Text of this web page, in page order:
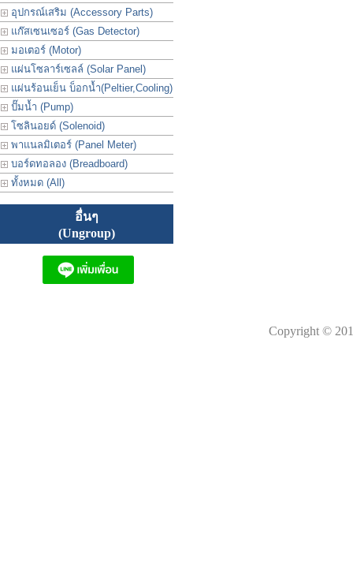
อุปกรณ์เสริม (Accessory Parts)
แก๊สเซนเซอร์ (Gas Detector)
มอเตอร์ (Motor)
แผ่นโซลาร์เซลล์ (Solar Panel)
แผ่นร้อนเย็น บ็อกน้ำ(Peltier,Cooling)
ปั๊มน้ำ (Pump)
โซลินอยด์ (Solenoid)
พาแนลมิเตอร์ (Panel Meter)
บอร์ดทอลอง (Breadboard)
ทั้งหมด (All)
อื่นๆ
(Ungroup)
Copyright ©